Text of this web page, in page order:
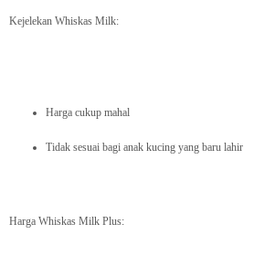
Kejelekan Whiskas Milk:
Harga cukup mahal
Tidak sesuai bagi anak kucing yang baru lahir
Harga Whiskas Milk Plus: